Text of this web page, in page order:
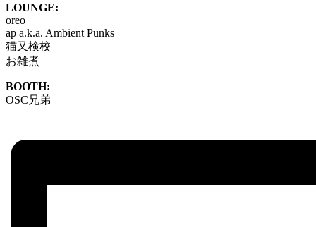
LOUNGE:
oreo
ap a.k.a. Ambient Punks
猫又検校
お雑煮
BOOTH:
OSC兄弟